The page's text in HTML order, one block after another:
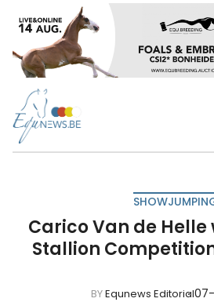
Carico Van de
Stallion
BYEqunews Editorial